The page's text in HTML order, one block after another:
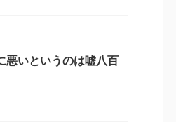
悪いというのは嘘八百